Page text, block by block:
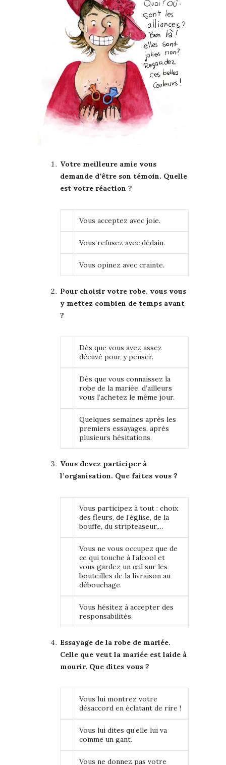
Votre meilleure amie vous
demande d’être son témoin. Quelle
est votre réaction ?
Vous acceptez avec joie.
Vous refusez avec dédain.
Vous opinez avec crainte.
Pour choisir votre robe, vous vous
y mettez combien de temps avant
?
Dès que vous avez assez
décuvé pour y penser.
Dès que vous connaissez la
robe de la mariée, d’ailleurs
vous l’achetez le même jour.
Quelques semaines après les
premiers essayages, après
plusieurs hésitations.
Vous devez participer à
l’organisation. Que faites vous ?
Vous participez à tout : choix
des fleurs, de l’église, de la
bouffe, du stripteaseur,…
Vous ne vous occupez que de
ce qui touche à l’alcool et
vous gardez un œil sur les
bouteilles de la livraison au
débouchage.
Vous hésitez à accepter des
responsabilités.
Essayage de la robe de mariée.
Celle que veut la mariée est laide à
mourir. Que dites vous ?
Vous lui montrez votre
désaccord en éclatant de rire !
Vous lui dites qu’elle lui va
comme un gant.
Vous ne donnez pas votre